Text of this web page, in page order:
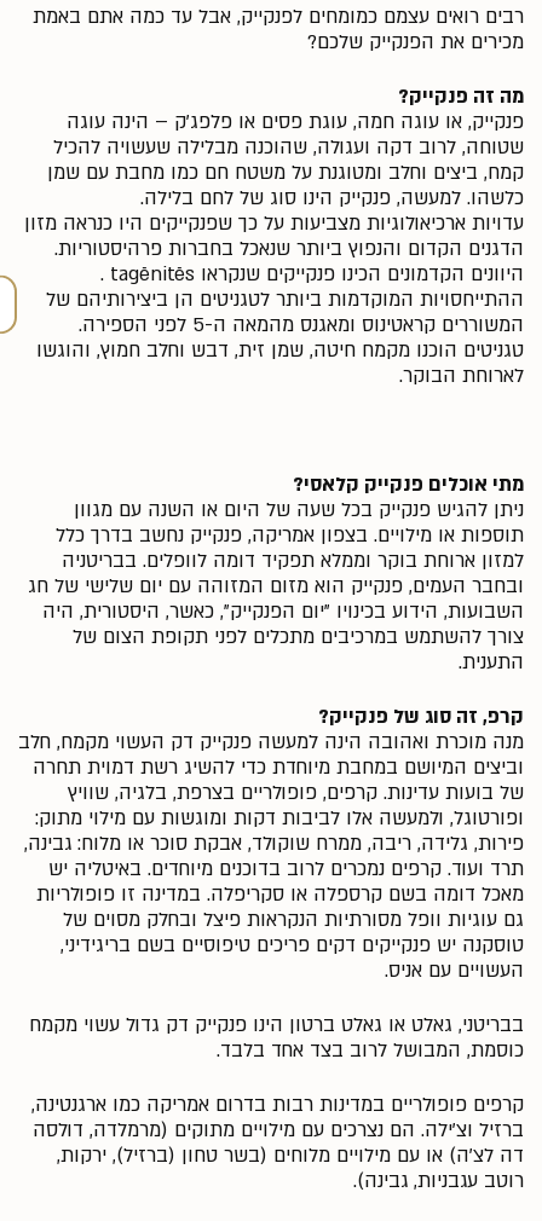
רבים רואים עצמם כמומחים לפנקייק, אבל עד כמה אתם באמת
מכירים את הפנקייק שלכם?
מה זה פנקייק?
פנקייק, או עוגה חמה, עוגת פסים או פלפג'ק – הינה עוגה
שטוחה, לרוב דקה ועגולה, שהוכנה מבלילה שעשויה להכיל
קמח, ביצים וחלב ומטוגנת על משטח חם כמו מחבת עם שמן
כלשהו. למעשה, פנקייק הינו סוג של לחם בלילה.
עדויות ארכיאולוגיות מצביעות על כך שפנקייקים היו כנראה מזון
הדגנים הקדום והנפוץ ביותר שנאכל בחברות פרהיסטוריות.
היוונים הקדמונים הכינו פנקייקים שנקראו tagēnitēs .
ההתייחסויות המוקדמות ביותר לטגניטים הן ביצירותיהם של
המשוררים קראטינוס ומאגנס מהמאה ה-5 לפני הספירה.
טגניטים הוכנו מקמח חיטה, שמן זית, דבש וחלב חמוץ, והוגשו
לארוחת הבוקר.
מתי אוכלים פנקייק קלאסי?
ניתן להגיש פנקייק בכל שעה של היום או השנה עם מגוון
תוספות או מילויים. בצפון אמריקה, פנקייק נחשב בדרך כלל
למזון ארוחת בוקר וממלא תפקיד דומה לוופלים. בבריטניה
ובחבר העמים, פנקייק הוא מזום המזוהה עם יום שלישי של חג
השבועות, הידוע בכינויו "יום הפנקייק", כאשר, היסטורית, היה
צורך להשתמש במרכיבים מתכלים לפני תקופת הצום של
התענית.
קרפ, זה סוג של פנקייק?
מנה מוכרת ואהובה הינה למעשה פנקייק דק העשוי מקמח, חלב
וביצים המיושם במחבת מיוחדת כדי להשיג רשת דמוית תחרה
של בועות עדינות. קרפים, פופולריים בצרפת, בלגיה, שוויץ
ופורטוגל, ולמעשה אלו לביבות דקות ומוגשות עם מילוי מתוק:
פירות, גלידה, ריבה, ממרח שוקולד, אבקת סוכר או מלוח: גבינה,
תרד ועוד. קרפים נמכרים לרוב בדוכנים מיוחדים. באיטליה יש
מאכל דומה בשם קרספלה או סקריפלה. במדינה זו פופולריות
גם עוגיות וופל מסורתיות הנקראות פיצל ובחלק מסוים של
טוסקנה יש פנקייקים דקים פריכים טיפוסיים בשם בריגידיני,
העשויים עם אניס.
בבריטני, גאלט או גאלט ברטון הינו פנקייק דק גדול עשוי מקמח
כוסמת, המבושל לרוב בצד אחד בלבד.
קרפים פופולריים במדינות רבות בדרום אמריקה כמו ארגנטינה,
ברזיל וצ'ילה. הם נצרכים עם מילויים מתוקים (מרמלדה, דולסה
דה לצ'ה) או עם מילויים מלוחים (בשר טחון (ברזיל), ירקות,
רוטב עגבניות, גבינה).